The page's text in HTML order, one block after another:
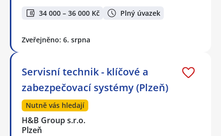
34 000 – 36 000 Kč Plný úvazek
Zveřejněno: 6. srpna
Servisní technik - klíčové a
zabezpečovací systémy (Plzeň)
Nutně vás hledají
H&B Group s.r.o.
Plzeň